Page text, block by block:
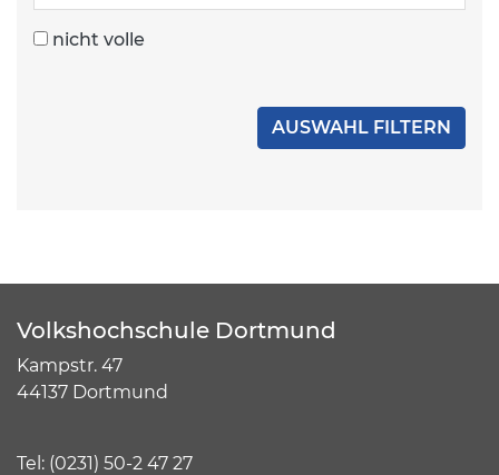
nicht volle
Volkshochschule Dortmund
Kampstr. 47
44137 Dortmund
Tel: (0231) 50-2 47 27